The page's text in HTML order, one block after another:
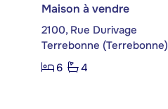
Maison à vendre
2100, Rue Durivage
Terrebonne (Terrebonne)
6
4